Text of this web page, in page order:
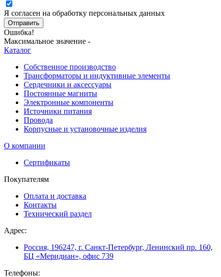
Я согласен на обработку персональных данных
Отправить
Ошибка!
Максимальное значение -
Каталог
Собственное производство
Трансформаторы и индуктивные элементы
Сердечники и аксессуары
Постоянные магниты
Электронные компоненты
Источники питания
Провода
Корпусные и установочные изделия
О компании
Сертификаты
Покупателям
Оплата и доставка
Контакты
Технический раздел
Адрес:
Россия, 196247, г. Санкт-Петербург, Ленинский пр. 160,
БЦ «Меридиан», офис 739
Телефоны: